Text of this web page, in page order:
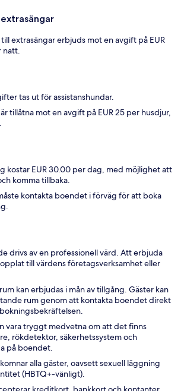
extrasängar erbjuds mot en avgift på EUR
natt.
tas ut för assistanshundar.
tillåtna mot en avgift på EUR 25 per husdjur,
kostar EUR 30.00 per dag, med möjlighet att
komma tillbaka.
kontakta boendet i förväg för att boka
drivs av en professionell värd. Att erbjuda
till värdens företagsverksamhet eller
kan erbjudas i mån av tillgång. Gäster kan
rum genom att kontakta boendet direkt
vara tryggt medvetna om att det finns
rökdetektor, säkerhetssystem och
på boendet.
alla gäster, oavsett sexuell läggning
(HBTQ+-vänligt).